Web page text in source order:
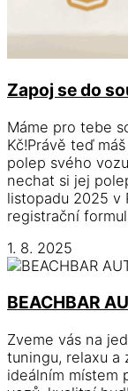
Zapoj se do
Máme pro tebe
Kč!Právě teď
polep svého
nechat si jej
listopadu 2025 v
registrační
1. 8. 2025
BEACHBAR
Zveme vás na
tuningu, relaxu a
ideálním místem